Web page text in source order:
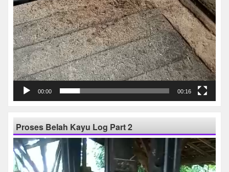
00:00 00:16
Proses Belah Kayu Log Part 2
Pemutar
Video